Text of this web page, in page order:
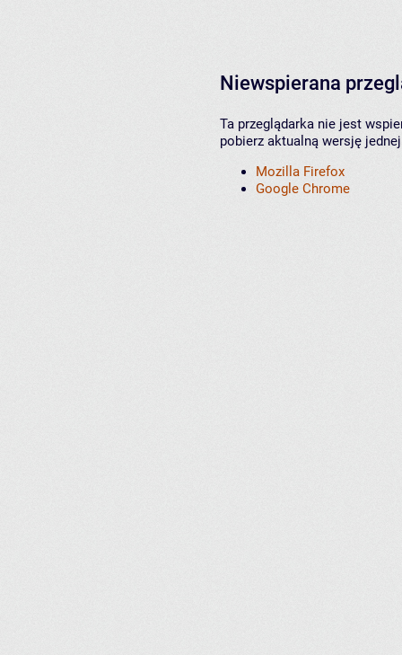
Niewspierana
Ta przeglądarka nie jest
pobierz aktualną wersję
Mozilla Firefox
Google Chrome